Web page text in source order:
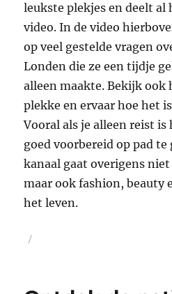
leukste plekjes en deelt al
video. In de video
op veel gestelde vragen
Londen die ze een tijdje
alleen maakte. Bekijk ook
plekke en ervaar hoe het
Vooral als je alleen reist
goed voorbereid op pad te
kanaal gaat overigens
maar ook fashion, beauty
het leven.
Geplaatst